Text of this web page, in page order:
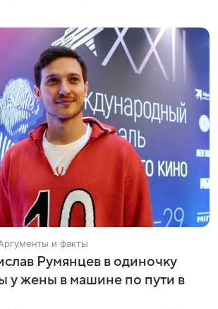
и факты
Румянцев в одиночку
у жены в машине по пути в